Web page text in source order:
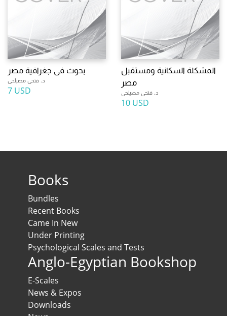
بحوث فى جغرافية مصر
د. فتحى مصيلحى
7 USD
المشكلة السكانية ومستقبل
مصر
د. فتحى مصيلحى
10 USD
Books
Bundles
Recent Books
Came In New
Under Printing
Psychological Scales and Tests
Anglo-Egyptian Bookshop
E-Scales
News & Expos
Downloads